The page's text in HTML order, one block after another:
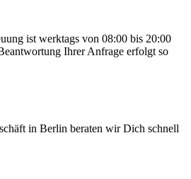
ist werktags von 08:00 bis 20:00
Ihrer Anfrage erfolgt so
in Berlin beraten wir Dich schnell